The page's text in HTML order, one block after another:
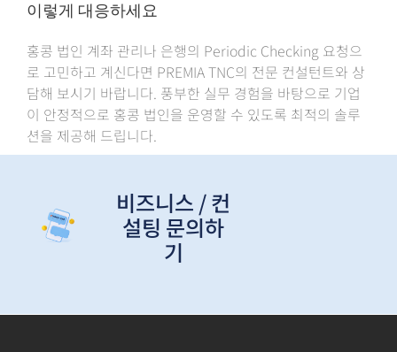
이렇게 대응하세요
홍콩 법인 계좌 관리나 은행의 Periodic Checking 요청으
로 고민하고 계신다면 PREMIA TNC의 전문 컨설턴트와 상
담해 보시기 바랍니다. 풍부한 실무 경험을 바탕으로 기업
이 안정적으로 홍콩 법인을 운영할 수 있도록 최적의 솔루
션을 제공해 드립니다.
비즈니스 / 컨
설팅 문의하
기